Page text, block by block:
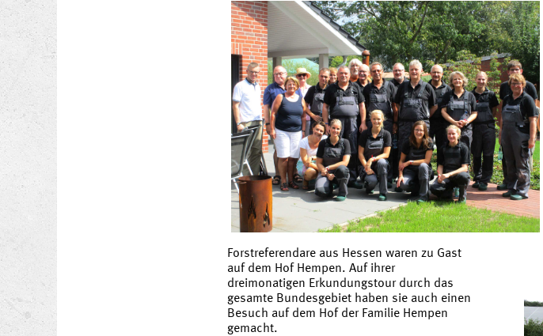
Forstreferendare aus Hessen waren zu Gast
auf dem Hof Hempen. Auf ihrer
dreimonatigen Erkundungstour durch das
gesamte Bundesgebiet haben sie auch einen
Besuch auf dem Hof der Familie Hempen
gemacht.